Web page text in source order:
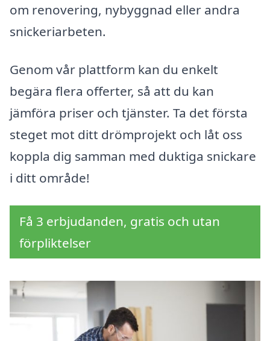
om renovering, nybyggnad eller andra
snickeriarbeten.
Genom vår plattform kan du enkelt
begära flera offerter, så att du kan
jämföra priser och tjänster. Ta det första
steget mot ditt drömprojekt och låt oss
koppla dig samman med duktiga snickare
i ditt område!
Få 3 erbjudanden, gratis och utan
förpliktelser